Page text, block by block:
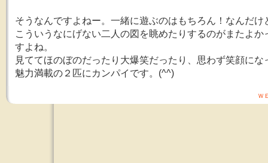
そうなんですよねー。一緒に遊ぶのはもちろん！なんだけ
こういうなにげない二人の図を眺めたりするのがまたよか
すよね。
見ててほのぼのだったり大爆笑だったり、思わず笑顔にな
魅力満載の２匹にカンパイです。(^^)
Ｗ